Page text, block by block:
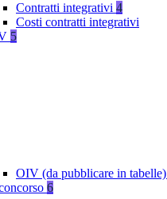
Contratti integrativi 4
Costi contratti integrativi
5
OIV (da pubblicare in tabelle)
6